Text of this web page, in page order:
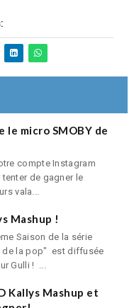
le micro SMOBY de
compte Instagram
de gagner le
vala...
Mashup !
Saison de la série
de la pop" est diffusée
Gulli ! ...
Kallys Mashup et